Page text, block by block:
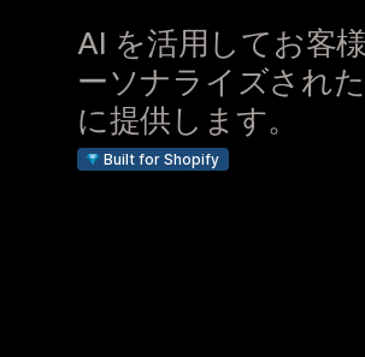
AI を活用してお客
ーソナライズされ
に提供します。
Built for Shopify